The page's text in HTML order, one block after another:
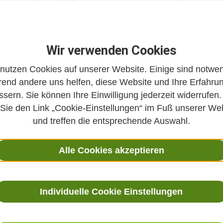
Wir verwenden Cookies
Cookies auf unserer Website. Einige sind
andere uns helfen, diese Website und Ihre
Sie können Ihre Einwilligung jederzeit
den Link „Cookie-Einstellungen“ im Fuß unserer
und treffen die entsprechende Auswahl.
Alle Cookies akzeptieren
Individuelle Cookie Einstellungen
Post-COVID Mentale Gesundheit Erbschaft
Natur und Medizin vor Ort Infekt
Zahn- (Mund-) gesundheit Bewegung Aromaöle
Fasten Ayurveda Traditionelle Chinesische Medizin
Neurodermitis Wechseljahre
Krankenversicherung
Kräftigung Gymnastik Faktencheck